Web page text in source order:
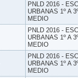
PNLD 2016 -
URBANAS 1º A
MEDIO
PNLD 2016 -
URBANAS 1º A
MEDIO
PNLD 2016 -
URBANAS 1º A
MEDIO